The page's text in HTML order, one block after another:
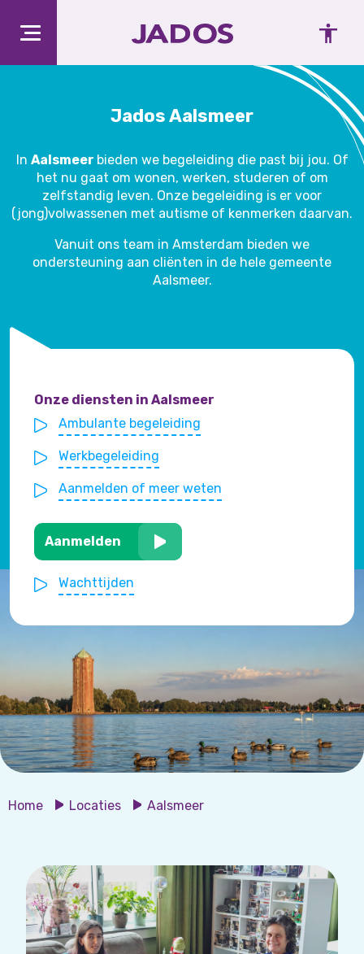
Jados Aalsmeer
In Aalsmeer bieden we begeleiding die past bij jou. Of
het nu gaat om wonen, werken, studeren of om
zelfstandig leven. Onze begeleiding is er voor
(jong)volwassenen met autisme of kenmerken daarvan.
Vanuit ons team in Amsterdam bieden we
ondersteuning aan cliënten in de hele gemeente
Aalsmeer.
Onze diensten in Aalsmeer
Ambulante begeleiding
Werkbegeleiding
Aanmelden of meer weten
Aanmelden
Wachttijden
Home Locaties Aalsmeer